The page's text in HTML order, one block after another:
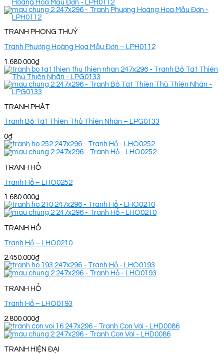
TRANH PHONG THUỶ
Tranh Phượng Hoàng Hoa Mẫu Đơn – LPH0112
1.680.000₫
TRANH PHẬT
Tranh Bồ Tát Thiên Thủ Thiên Nhãn – LPG0133
0₫
TRANH HỔ
Tranh Hổ – LHO0252
1.680.000₫
TRANH HỔ
Tranh Hổ – LHO0210
2.450.000₫
TRANH HỔ
Tranh Hổ – LHO0193
2.800.000₫
TRANH HIỆN ĐẠI